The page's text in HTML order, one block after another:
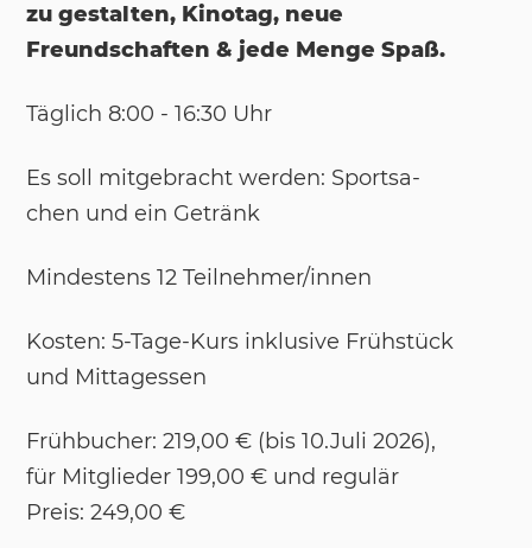
zu gestalten, Kinotag, neue
Freundschaften & jede Menge Spaß.
Täg­lich 8:00 - 16:30 Uhr
Es soll mit­ge­bracht wer­den: Sport­sa­
chen und ein Ge­tränk
Min­des­tens 12 Teil­neh­mer/​in­nen
Kos­ten: 5-Tage-Kurs in­klu­si­ve Frühs­tück
und Mit­tag­es­sen
Früh­bu­cher: 219,00 € (bis 10.Juli 2026),
für Mit­glie­der 199,00 € und re­gu­lär
Preis: 249,00 €